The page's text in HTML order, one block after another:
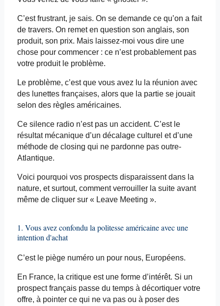
C’est frustrant, je sais. On se demande ce qu’on a fait
de travers. On remet en question son anglais, son
produit, son prix. Mais laissez-moi vous dire une
chose pour commencer : ce n’est probablement pas
votre produit le problème.
Le problème, c’est que vous avez lu la réunion avec
des lunettes françaises, alors que la partie se jouait
selon des règles américaines.
Ce silence radio n’est pas un accident. C’est le
résultat mécanique d’un décalage culturel et d’une
méthode de closing qui ne pardonne pas outre-
Atlantique.
Voici pourquoi vos prospects disparaissent dans la
nature, et surtout, comment verrouiller la suite avant
même de cliquer sur « Leave Meeting ».
1. Vous avez confondu la politesse américaine avec une
intention d'achat
C’est le piège numéro un pour nous, Européens.
En France, la critique est une forme d’intérêt. Si un
prospect français passe du temps à décortiquer votre
offre, à pointer ce qui ne va pas ou à poser des